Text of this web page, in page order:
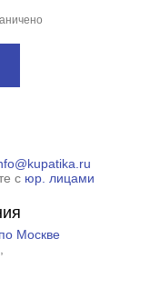
с юр. лицами
по Москве